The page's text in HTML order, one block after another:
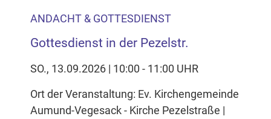
ANDACHT & GOTTESDIENST
Gottesdienst in der Pezelstr.
SO., 13.09.2026 | 10:00 - 11:00 UHR
Ort der Veranstaltung: Ev. Kirchengemeinde
Aumund-Vegesack - Kirche Pezelstraße |